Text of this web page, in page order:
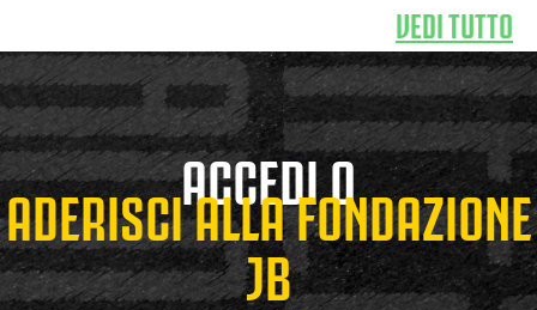
VEDI TUTTO
ACCEDI O
ADERISCI ALLA FONDAZIONE
JB